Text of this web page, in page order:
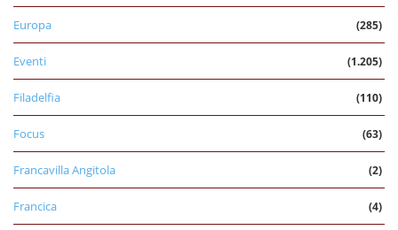
Europa (285)
Eventi (1.205)
Filadelfia (110)
Focus (63)
Francavilla Angitola (2)
Francica (4)